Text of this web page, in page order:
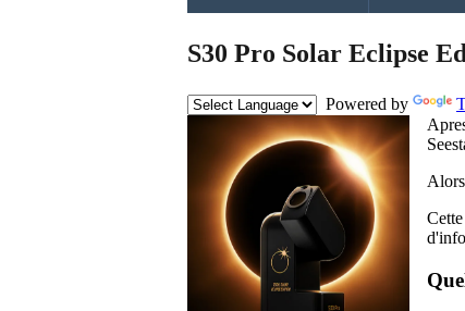
S30 Pro Solar Eclipse
Powered by